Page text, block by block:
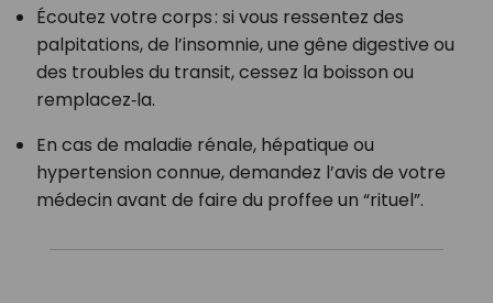
Écoutez votre corps : si vous ressentez des
palpitations, de l’insomnie, une gêne digestive ou
des troubles du transit, cessez la boisson ou
remplacez‑la.
En cas de maladie rénale, hépatique ou
hypertension connue, demandez l’avis de votre
médecin avant de faire du proffee un “rituel”.